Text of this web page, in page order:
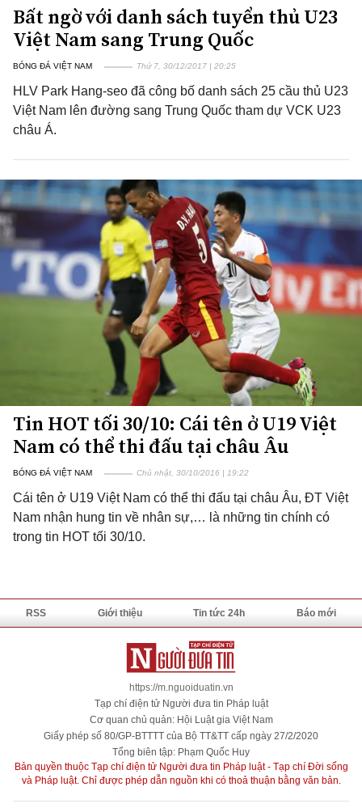
Bất ngờ với danh sách tuyển thủ U23
Việt Nam sang Trung Quốc
BÓNG ĐÁ VIỆT NAM Thứ 7, 30/12/2017 | 20:25
HLV Park Hang-seo đã công bố danh sách 25 cầu thủ U23
Việt Nam lên đường sang Trung Quốc tham dự VCK U23
châu Á.
Tin HOT tối 30/10: Cái tên ở U19 Việt
Nam có thể thi đấu tại châu Âu
BÓNG ĐÁ VIỆT NAM Chủ nhật, 30/10/2016 | 19:22
Cái tên ở U19 Việt Nam có thể thi đấu tại châu Âu, ĐT Việt
Nam nhận hung tin về nhân sự,… là những tin chính có
trong tin HOT tối 30/10.
RSS Giới thiệu Tin tức 24h Báo mới
https://m.nguoiduatin.vn
Tạp chí điện tử Người đưa tin Pháp luật
Cơ quan chủ quản: Hội Luật gia Việt Nam
Giấy phép số 80/GP-BTTTT của Bộ TT&TT cấp ngày 27/2/2020
Tổng biên tập: Phạm Quốc Huy
Bản quyền thuộc Tạp chí điện tử Người đưa tin Pháp luật - Tạp chí Đời sống
và Pháp luật. Chỉ được phép dẫn nguồn khi có thoả thuận bằng văn bản.